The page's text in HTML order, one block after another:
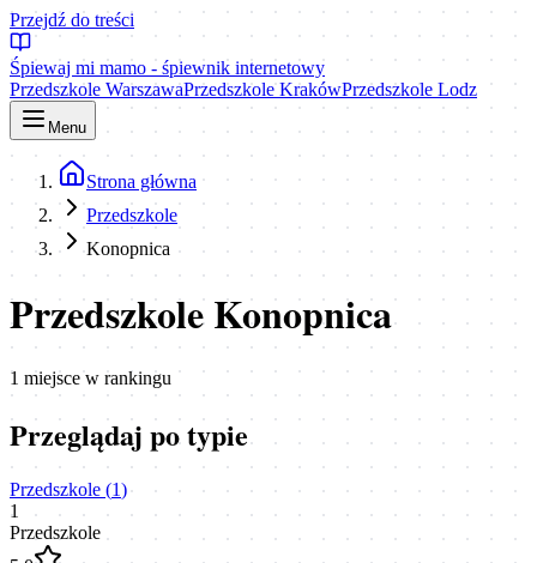
Przejdź do treści
Śpiewaj mi mamo - śpiewnik internetowy
Przedszkole WarszawaPrzedszkole KrakówPrzedszkole Lodz
Menu
Strona główna
Przedszkole
Konopnica
Przedszkole Konopnica
1 miejscew rankingu
Przeglądaj po typie
Przedszkole (1)
1
Przedszkole